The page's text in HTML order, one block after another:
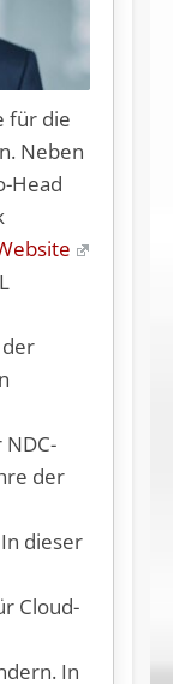
für die
Neben
Head
der
dieser
Cloud-
In